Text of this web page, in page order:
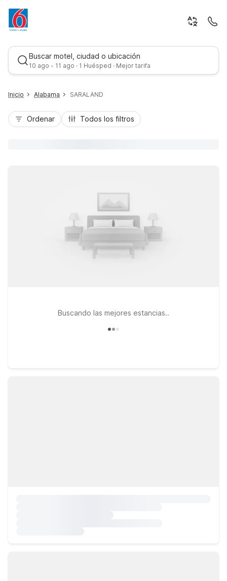
Buscar motel, ciudad o ubicación
10 ago - 11 ago · 1 Huésped · Mejor tarifa
Inicio Alabama SARALAND
Ordenar Todos los filtros
Buscando las mejores estancias..